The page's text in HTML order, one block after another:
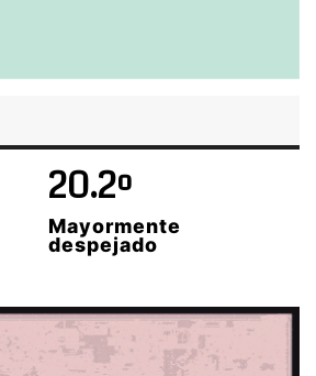
20.2º
Mayormente
despejado